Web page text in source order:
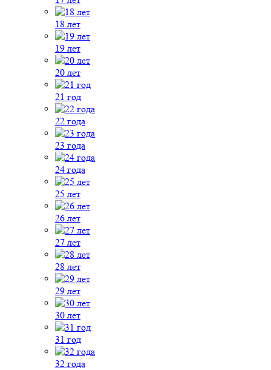
18 лет
19 лет
20 лет
21 год
22 года
23 года
24 года
25 лет
26 лет
27 лет
28 лет
29 лет
30 лет
31 год
32 года